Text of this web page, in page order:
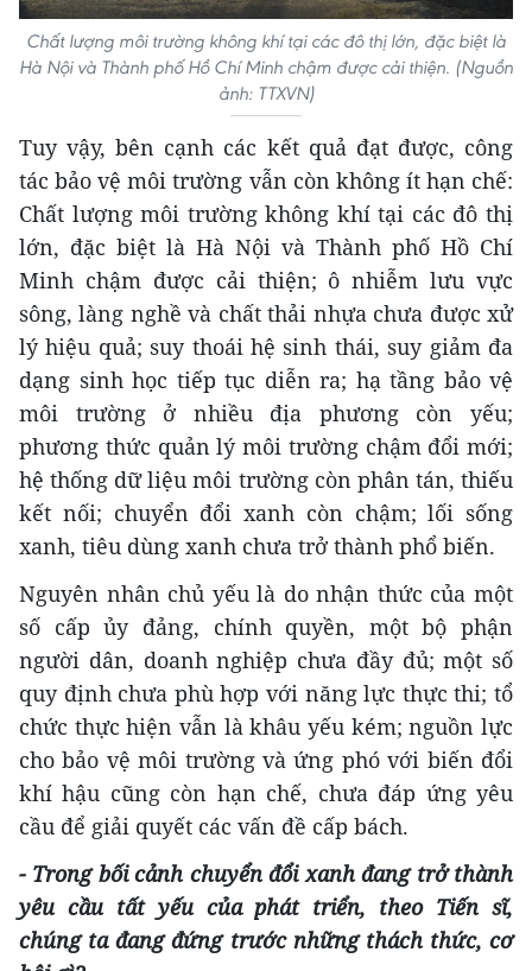
Chất lượng môi trường không khí tại các đô thị lớn, đặc biệt là
Hà Nội và Thành phố Hồ Chí Minh chậm được cải thiện. (Nguồn
ảnh: TTXVN)
Tuy vậy, bên cạnh các kết quả đạt được, công
tác bảo vệ môi trường vẫn còn không ít hạn chế:
Chất lượng môi trường không khí tại các đô thị
lớn, đặc biệt là Hà Nội và Thành phố Hồ Chí
Minh chậm được cải thiện; ô nhiễm lưu vực
sông, làng nghề và chất thải nhựa chưa được xử
lý hiệu quả; suy thoái hệ sinh thái, suy giảm đa
dạng sinh học tiếp tục diễn ra; hạ tầng bảo vệ
môi trường ở nhiều địa phương còn yếu;
phương thức quản lý môi trường chậm đổi mới;
hệ thống dữ liệu môi trường còn phân tán, thiếu
kết nối; chuyển đổi xanh còn chậm; lối sống
xanh, tiêu dùng xanh chưa trở thành phổ biến.
Nguyên nhân chủ yếu là do nhận thức của một
số cấp ủy đảng, chính quyền, một bộ phận
người dân, doanh nghiệp chưa đầy đủ; một số
quy định chưa phù hợp với năng lực thực thi; tổ
chức thực hiện vẫn là khâu yếu kém; nguồn lực
cho bảo vệ môi trường và ứng phó với biến đổi
khí hậu cũng còn hạn chế, chưa đáp ứng yêu
cầu để giải quyết các vấn đề cấp bách.
- Trong bối cảnh chuyển đổi xanh đang trở thành
yêu cầu tất yếu của phát triển, theo Tiếnsĩ,
chúngta đang đứng trước những tháchthức, cơ